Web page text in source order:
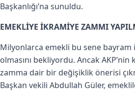
Başkanlığı’na sunuldu.
EMEKLİYE İKRAMİYE ZAMMI
Milyonlarca emekli bu sene
olmasını bekliyordu. Ancak
zamma dair bir değişiklik önerisi
Başkan vekili Abdullah Güler,